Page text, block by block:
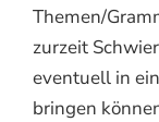
Themen/
zurzeit
eventuell in
bringen